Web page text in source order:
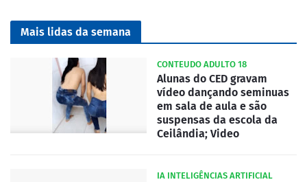
Mais lidas da semana
CONTEUDO ADULTO 18
Alunas do CED gravam
vídeo dançando seminuas
em sala de aula e são
suspensas da escola da
Ceilândia; Video
IA INTELIGÊNCIAS ARTIFICIAL